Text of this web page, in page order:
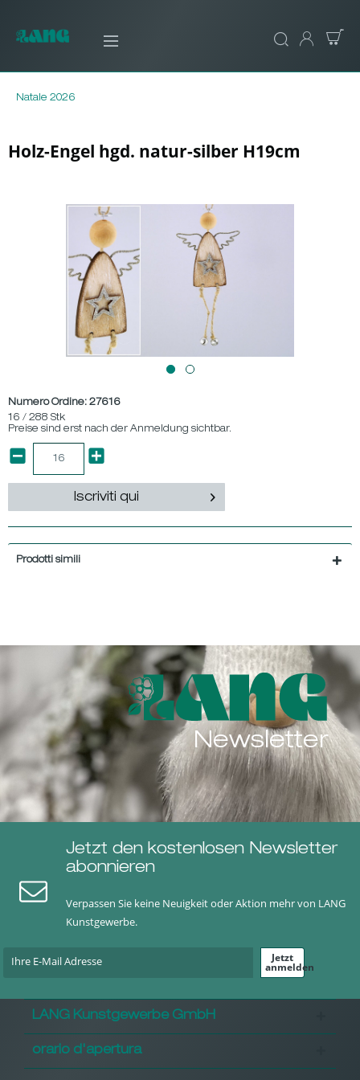
Natale 2026
Holz-Engel hgd. natur-silber H19cm
Numero Ordine: 27616
16 / 288 Stk
Preise sind erst nach der Anmeldung sichtbar.
Iscriviti qui
Prodotti simili
Newsletter
Jetzt den kostenlosen Newsletter
abonnieren
Verpassen Sie keine Neuigkeit oder Aktion mehr von LANG
Kunstgewerbe.
Jetzt
anmelden
LANG Kunstgewerbe GmbH
orario d'apertura